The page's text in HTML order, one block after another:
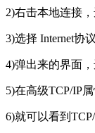
2)右击本地连接，
3)选择 Internet协
4)弹出来的界面，
5)在高级TCP/IP
6)就可以看到